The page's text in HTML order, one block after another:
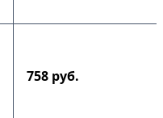
758 руб.